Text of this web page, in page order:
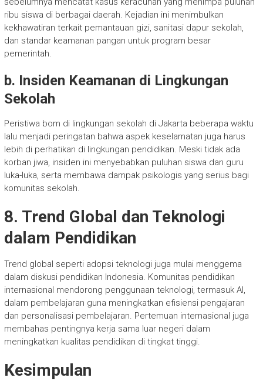
ribu siswa di berbagai daerah. Kejadian ini menimbulkan
kekhawatiran terkait pemantauan gizi, sanitasi dapur sekolah,
dan standar keamanan pangan untuk program besar
pemerintah.
b. Insiden Keamanan di Lingkungan
Sekolah
Peristiwa bom di lingkungan sekolah di Jakarta beberapa waktu
lalu menjadi peringatan bahwa aspek keselamatan juga harus
lebih di perhatikan di lingkungan pendidikan. Meski tidak ada
korban jiwa, insiden ini menyebabkan puluhan siswa dan guru
luka-luka, serta membawa dampak psikologis yang serius bagi
komunitas sekolah.
8. Trend Global dan Teknologi
dalam Pendidikan
Trend global seperti adopsi teknologi juga mulai menggema
dalam diskusi pendidikan Indonesia. Komunitas pendidikan
internasional mendorong penggunaan teknologi, termasuk AI,
dalam pembelajaran guna meningkatkan efisiensi pengajaran
dan personalisasi pembelajaran. Pertemuan internasional juga
membahas pentingnya kerja sama luar negeri dalam
meningkatkan kualitas pendidikan di tingkat tinggi.
Kesimpulan